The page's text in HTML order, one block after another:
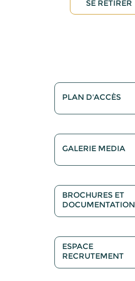
PLAN D'ACCÈS
GALERIE MEDIA
BROCHURES ET
DOCUMENTATION
ESPACE
RECRUTEMENT